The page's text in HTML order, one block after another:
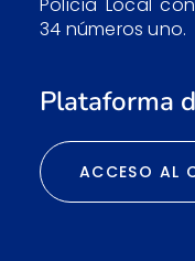
Policía Local
34 números uno.
Plataforma
ACCESO AL